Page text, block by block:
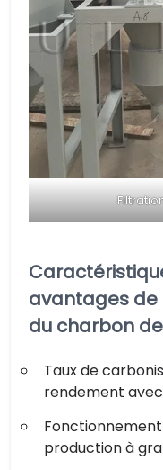
avantages
du charbon
Taux de
rendement
production à